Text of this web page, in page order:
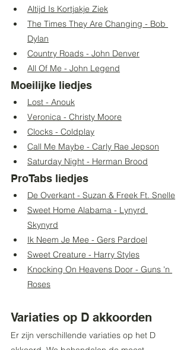
Altijd Is Kortjakje Ziek
The Times They Are Changing - Bob
Dylan
Country Roads - John Denver
All Of Me - John Legend
Moeilijke liedjes
Lost - Anouk
Veronica - Christy Moore
Clocks - Coldplay
Call Me Maybe - Carly Rae Jepson
Saturday Night - Herman Brood
ProTabs liedjes
De Overkant - Suzan & Freek Ft. Snelle
Sweet Home Alabama - Lynyrd
Skynyrd
Ik Neem Je Mee - Gers Pardoel
Sweet Creature - Harry Styles
Knocking On Heavens Door - Guns 'n
Roses
Variaties op D akkoorden
Er zijn verschillende variaties op het D